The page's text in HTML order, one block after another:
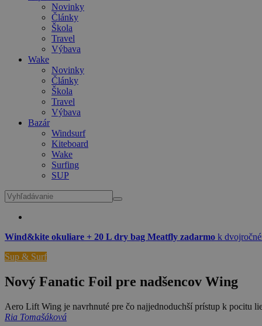
Novinky
Články
Škola
Travel
Výbava
Wake
Novinky
Články
Škola
Travel
Výbava
Bazár
Windsurf
Kiteboard
Wake
Surfing
SUP
Wind&kite okuliare + 20 L dry bag Meatfly zadarmo k
Sup & Surf
Nový Fanatic Foil pre nadšencov Wing
Aero Lift Wing je navrhnuté pre čo najjednoduchší prístup k pocitu
Ria Tomašáková